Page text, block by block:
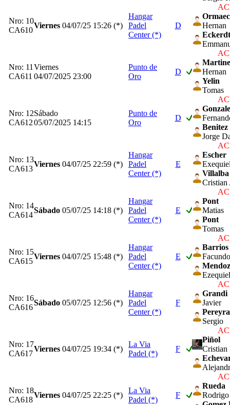
Nro: 10
CA610
Viernes 04/07/25 15:26 (*)
Hangar
Padel
Center (*)
D
Hernan
Eckerdt
Nro: 11
CA611
Viernes
04/07/2025 23:00
Punto de
Oro
D
Hernan
Yelin
Tomas
Nro: 12
CA612
Sábado
05/07/2025 14:15
Punto de
Oro
D
Benitez
Jorge
Nro: 13
CA613
Viernes 04/07/25 22:59 (*)
Hangar
Padel
Center (*)
E
Escher
Villalba
Cristian
Nro: 14
CA614
Sábado 05/07/25 14:18 (*)
Hangar
Padel
Center (*)
E
Pont
Matias
Pont
Tomas
Nro: 15
CA615
Viernes 04/07/25 15:48 (*)
Hangar
Padel
Center (*)
E
Barrios
Facundo
Ezequiel
Nro: 16
CA616
Sábado 05/07/25 12:56 (*)
Hangar
Padel
Center (*)
F
Grandi
Javier
Pereyra
Sergio
Nro: 17
CA617
Viernes 04/07/25 19:34 (*)
La Via
Padel (*)
F
Piñol
Cristian
Nro: 18
CA618
Viernes 04/07/25 22:25 (*)
La Via
Padel (*)
F
Rueda
Rodrigo